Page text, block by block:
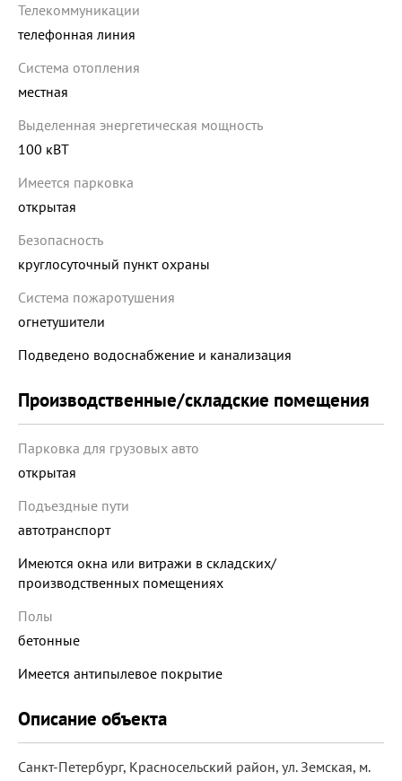
Телекоммуникации
телефонная линия
Система отопления
местная
Выделенная энергетическая мощность
100 кВТ
Имеется парковка
открытая
Безопасность
круглосуточный пункт охраны
Система пожаротушения
огнетушители
Подведено водоснабжение и канализация
Производственные/складские помещения
Парковка для грузовых авто
открытая
Подъездные пути
автотранспорт
Имеются окна или витражи в складских/
производственных помещениях
Полы
бетонные
Имеется антипылевое покрытие
Описание объекта
Санкт-Петербург, Красносельский район, ул. Земская, м.